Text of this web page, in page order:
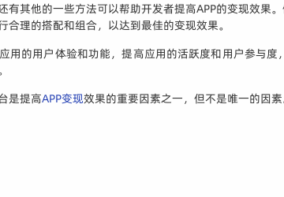
有其他的一些方法可以帮助开发者提高APP的变现效
理的搭配和组合，以达到最佳的变现效果。
用的用户体验和功能，提高应用的活跃度和用户参与
是提高APP变现效果的重要因素之一，但不是唯一的因